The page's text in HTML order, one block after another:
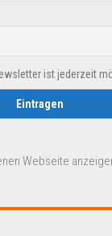
ist jederzeit
Webseite